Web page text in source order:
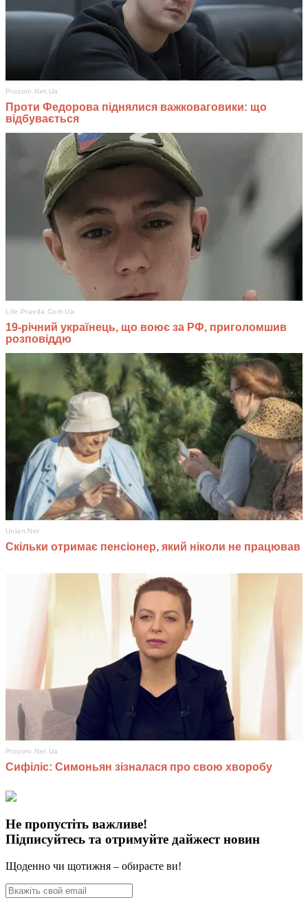
Не пропустіть важливе!
Підписуйтесь та отримуйте дайжест новин
Щоденно чи щотижня – обираєте ви!